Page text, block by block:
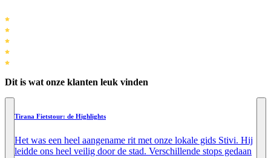
Dit is wat onze klanten leuk vinden
Tirana Fietstour: de Highlights
Het was een heel aangename rit met onze lokale gids Stivi. Hij
leidde ons heel veilig door de stad. Verschillende stops gedaan